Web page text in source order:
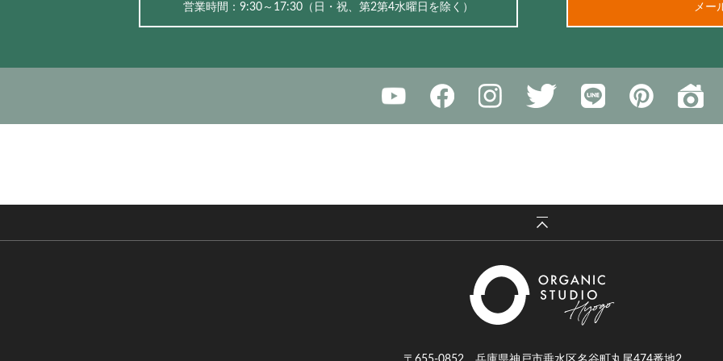
営業時間：9:30～17:30（⽇・祝、第2第4水曜日を除く） メー